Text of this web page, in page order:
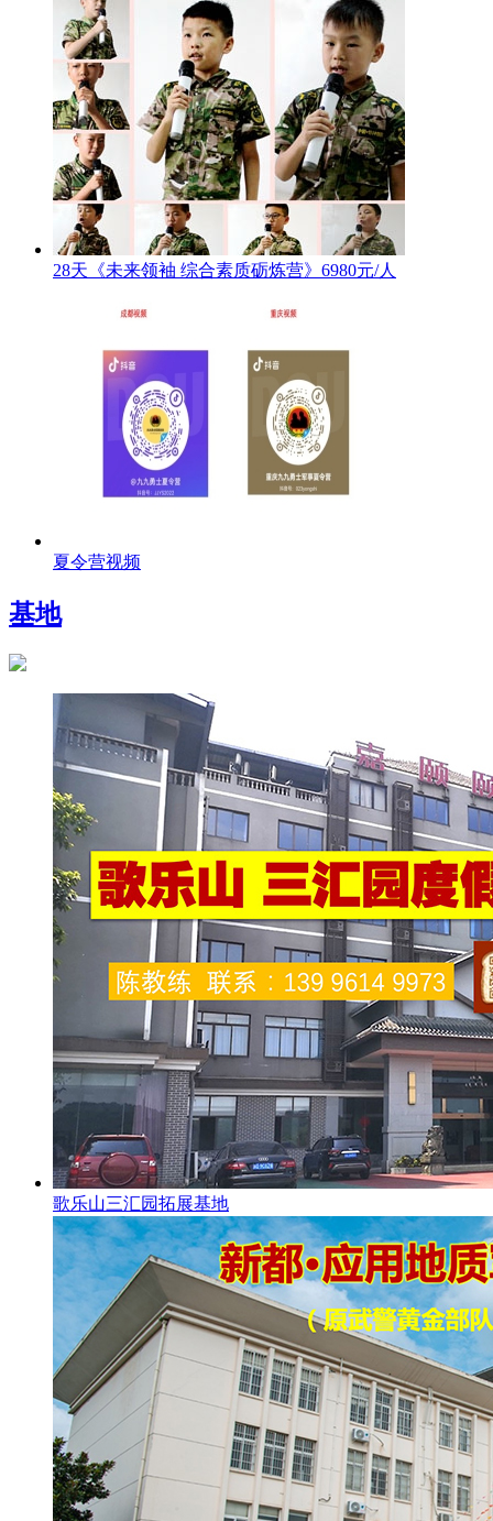
28天《未来领袖 综合素质砺炼营》6980元/人
夏令营视频
基地
歌乐山三汇园拓展基地